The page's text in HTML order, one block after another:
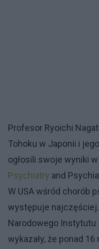
Profesor Ryoichi
Tohoku w Japonii i
ogłosili swoje wyniki
Psychiatry and
W USA wśród chorób
występuje najczęściej.
Narodowego Instytutu
wykazały, że ponad